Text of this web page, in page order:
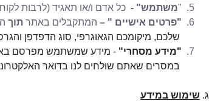
5.
"משתמש" - כל אדם ו/או תאגיד (לרבות
6.
"פרטים אישיים " – המתקבלים באתר תוך
שלכם, מיקומכם הגאוגרפי, סוג הדפדפן
7.
"מידע מסחרי" - מידע שמשתמש מפרסם
במסרים שאתם שולחים לנו בדואר
ג. שימוש במידע